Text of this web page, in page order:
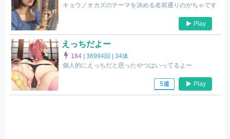
キョウノオカズのテーマを決める名前通りのがちゃです
Play
えっちだよー
184 |36994回 |34体
個人的にえっちだと思ったやつはいってるよー
5連 Play